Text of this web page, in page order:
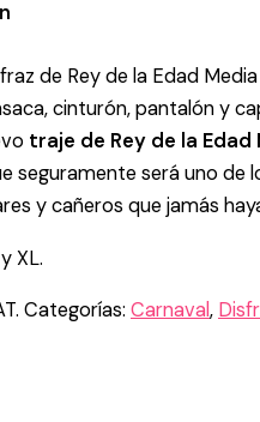
de Rey de la Edad
cinturón, pantalón y
traje de Rey de la Edad
seguramente será uno de
y cañeros que jamás
XL.
Categorías: Carnaval,